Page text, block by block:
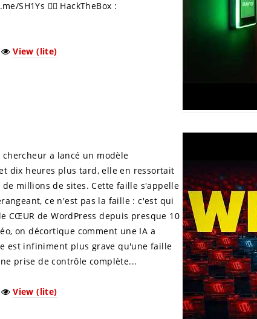
SH1Ys 🐱‍💻 HackTheBox :
View (lite)
a lancé un modèle
dix heures plus tard, elle en ressortait
millions de sites. Cette faille s'appelle
ce n'est pas la faille : c'est qui
de WordPress depuis presque 10
on décortique comment une IA a
est infiniment plus grave qu'une faille
prise de contrôle complète...
View (lite)